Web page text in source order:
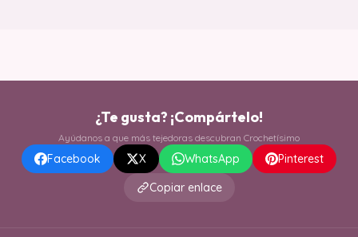
¿Te gusta? ¡Compártelo!
Ayúdanos a que más tejedoras descubran Crochetísimo
Facebook X WhatsApp
Pinterest
Copiar enlace